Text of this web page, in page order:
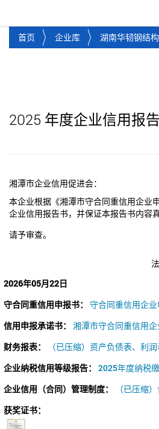
首页 企业库 湖南华韧钢结
2025 年度企业信用报告
湘潭市企业信用促进会：
本企业根据《湘潭市守合同重信用企业
企业信用报告书，并保证本报告书内容
请予审查。
2026年05月22日
守合同重信用申报书：
守合同重信用企
信用申报承诺书：
湘潭市守合同重信用
财务报表：
（已压缩）资产负债表、利
企业纳税信用等级报告：
2025年度纳税
企业信用（合同）管理制度：
（已压缩
获奖证书：